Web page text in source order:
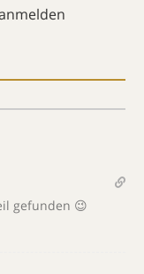
gefunden 😉